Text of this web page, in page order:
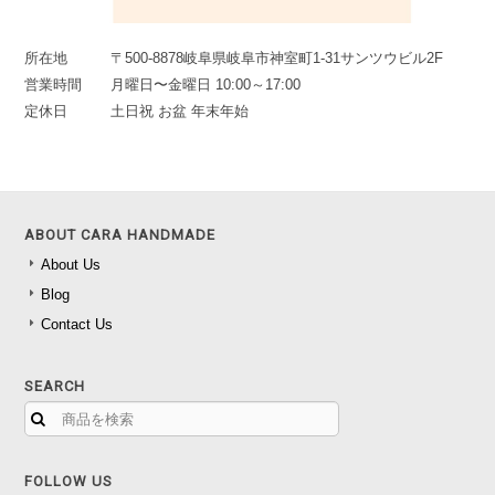
所在地
〒500-8878岐阜県岐阜市神室町1-31サンツウビル2F
営業時間
月曜日〜金曜日 10:00～17:00
定休日
土日祝 お盆 年末年始
ABOUT CARA HANDMADE
About Us
Blog
Contact Us
SEARCH
FOLLOW US